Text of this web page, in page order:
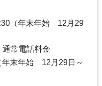
（年末年始 12月29
常電話料金
年末年始 12月29日～